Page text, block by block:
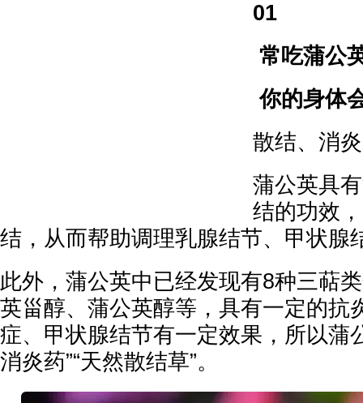
01
常吃蒲公
你的身体
散结、消
蒲公英具
结的功效
结，从而帮助调理乳腺结节、甲状腺
此外，蒲公英中已经发现有8种三萜
英甾醇、蒲公英醇等，具有一定的抗
症、甲状腺结节有一定效果，所以蒲
消炎药”“天然散结草”。